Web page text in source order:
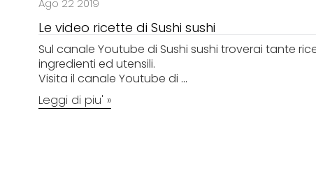
Ago 22 2019
Le video ricette di Sushi sushi
Sul canale Youtube di Sushi sushi troverai tante
ingredienti ed utensili.
Visita il canale Youtube di ...
Leggi di piu' »